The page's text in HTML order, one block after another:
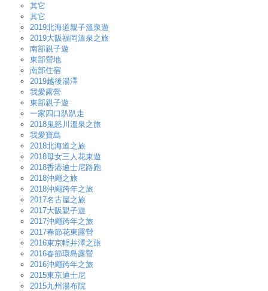
其它
其它
2019北海道親子溫泉遊
2019大阪福岡溫泉之旅
南部親子遊
東部營地
南部住宿
2019越後湯澤
我愛露營
東部親子遊
一家四口趴趴走
2018鬼怒川溫泉之旅
我愛寶島
2018北海道之旅
2018母女三人花東遊
2018香港迪士尼路跑
2018沖繩之旅
2018沖繩跨年之旅
2017名古屋之旅
2017大阪親子遊
2017沖繩跨年之旅
2017春節花東露營
2016東京輕井澤之旅
2016春節環島露營
2016沖繩跨年之旅
2015東京迪士尼
2015九州湯布院